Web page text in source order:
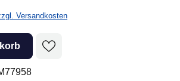
Versandkosten
den gewünschten Wert ein oder benutze die